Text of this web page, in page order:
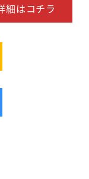
細はコチラ